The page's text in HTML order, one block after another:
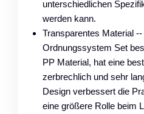
unterschiedlichen
werden kann.
Transparentes Material
Ordnungssystem Set
PP Material, hat eine
zerbrechlich und sehr
Design verbessert die
eine größere Rolle beim